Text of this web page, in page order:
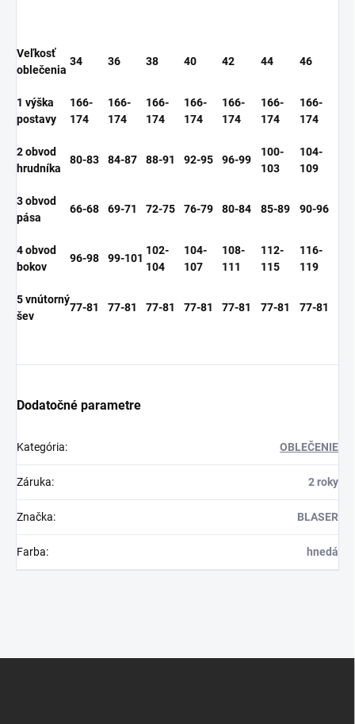
Veľkosť
oblečenia
34 36 38 40 42 44 46
1 výška
postavy
166-
174
166-
174
166-
174
166-
174
166-
174
166-
174
166-
174
2 obvod
hrudníka
80-83 84-87 88-91 92-95 96-99
100-
103
104-
109
3 obvod
pása
66-68 69-71 72-75 76-79 80-84 85-89 90-96
4 obvod
bokov
96-98 99-101
102-
104
104-
107
108-
111
112-
115
116-
119
5 vnútorný
šev
77-81 77-81 77-81 77-81 77-81 77-81 77-81
Dodatočné parametre
Kategória: OBLEČENIE
Záruka: 2 roky
Značka: BLASER
Farba: hnedá